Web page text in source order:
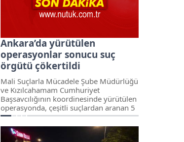
Ankara’da yürütülen
operasyonlar sonucu suç
örgütü çökertildi
Mali Suçlarla Mücadele Şube Müdürlüğü
ve Kızılcahamam Cumhuriyet
Başsavcılığının koordinesinde yürütülen
operasyonda, çeşitli suçlardan aranan 5
kişi yakalanarak tutuklandı.